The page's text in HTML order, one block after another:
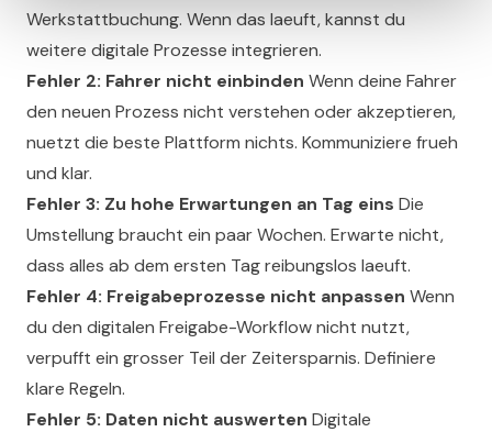
Werkstattbuchung. Wenn das laeuft, kannst du
weitere digitale Prozesse integrieren.
Fehler 2: Fahrer nicht einbinden Wenn deine Fahrer
den neuen Prozess nicht verstehen oder akzeptieren,
nuetzt die beste Plattform nichts. Kommuniziere frueh
und klar.
Fehler 3: Zu hohe Erwartungen an Tag eins Die
Umstellung braucht ein paar Wochen. Erwarte nicht,
dass alles ab dem ersten Tag reibungslos laeuft.
Fehler 4: Freigabeprozesse nicht anpassen Wenn
du den digitalen Freigabe-Workflow nicht nutzt,
verpufft ein grosser Teil der Zeitersparnis. Definiere
klare Regeln.
Fehler 5: Daten nicht auswerten Digitale